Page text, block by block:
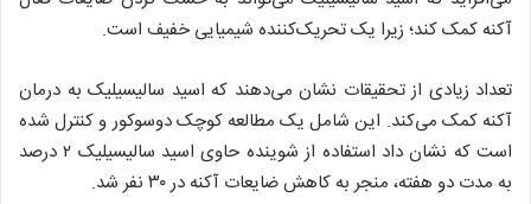
آکنه کمک کند؛ زیرا یک تحریک‌کننده شیمیایی خفیف است.
تعداد زیادی از تحقیقات نشان می‌دهند که اسید سالیسیلیک به درمان
آکنه کمک می‌کند. این شامل یک مطالعه کوچک دوسوکور و کنترل شده
است که نشان داد استفاده از شوینده حاوی اسید سالیسیلیک ۲ درصد
به مدت دو هفته، منجر به کاهش ضایعات آکنه در ۳۰ نفر شد.